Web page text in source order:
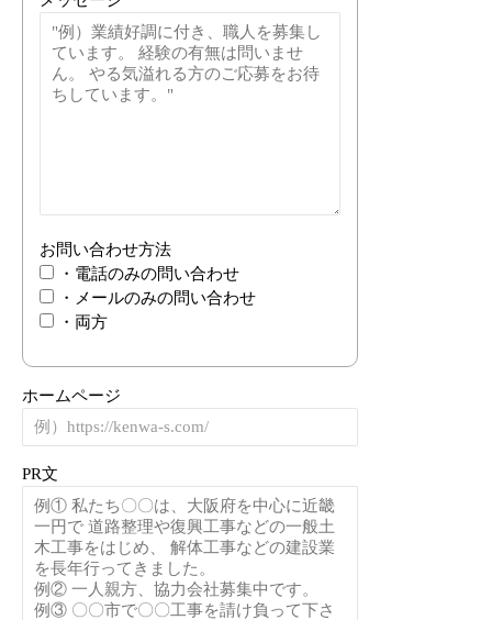
お問い合わせ方法
・電話のみの問い合わせ
・メールのみの問い合わせ
・両方
ホームページ
PR文